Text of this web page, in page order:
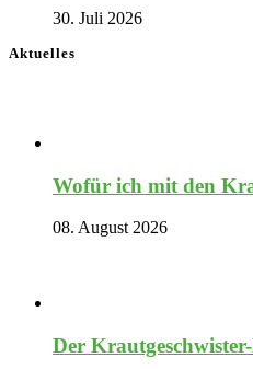
30. Juli 2026
Aktuelles
Wofür ich mit den
08. August 2026
Der